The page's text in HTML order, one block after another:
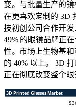
变。与批量生产的
在更喜欢定制的 3D
技初创公司合作开
49% 的眼镜品牌正
性。市场上生物基
的 40% 以上。 3D
正在彻底改变整个眼